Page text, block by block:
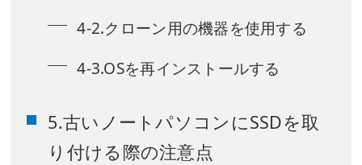
4-2.クローン用の機器を使用する
4-3.OSを再インストールする
5.古いノートパソコンにSSDを取
り付ける際の注意点